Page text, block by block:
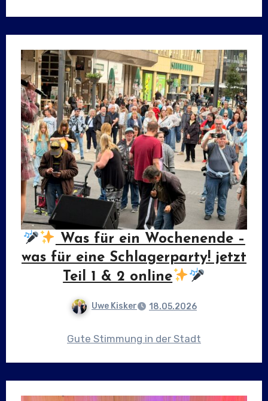
Was für ein Wochenende –
was für eine Schlagerparty! jetzt
Teil 1 & 2 online
Uwe Kisker 18.05.2026
Gute Stimmung in der Stadt